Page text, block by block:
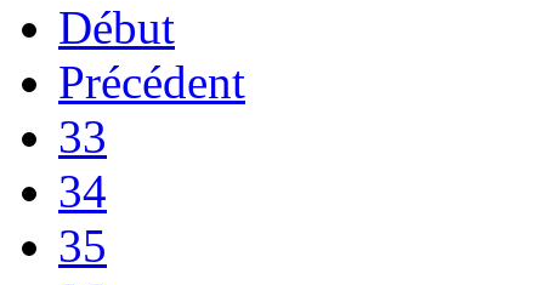
Début
Précédent
33
34
35